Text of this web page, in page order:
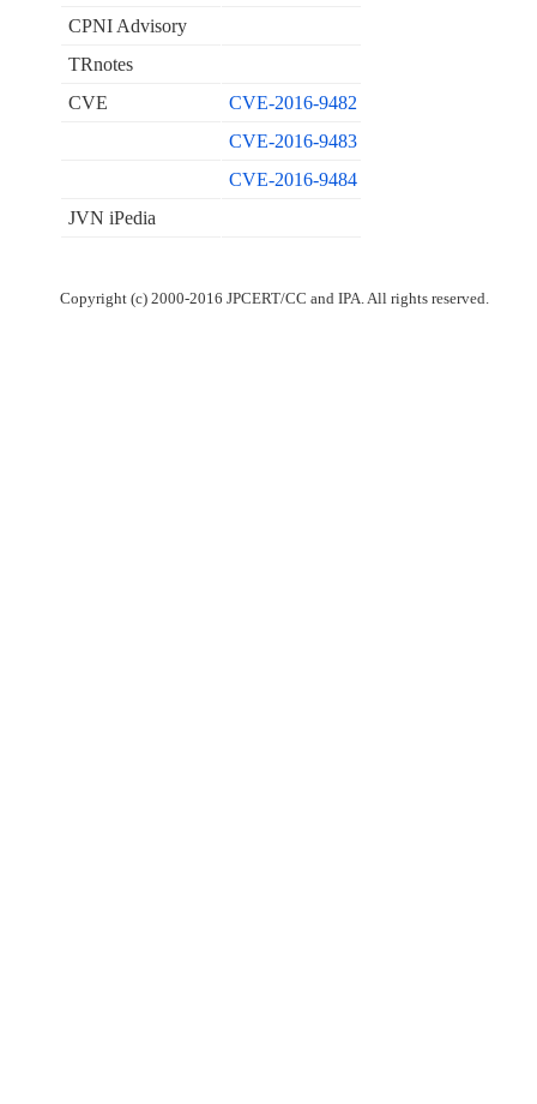
CPNI Advisory
TRnotes
CVE
CVE-2016-9482
CVE-2016-9483
CVE-2016-9484
JVN iPedia
Copyright (c) 2000-2016 JPCERT/CC and IPA. All rights reserved.